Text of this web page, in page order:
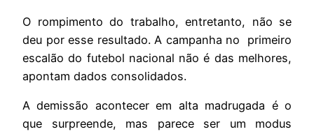
O rompimento do trabalho, entretanto, não se
deu por esse resultado. A campanha no primeiro
escalão do futebol nacional não é das melhores,
apontam dados consolidados.
A demissão acontecer em alta madrugada é o
que surpreende, mas parece ser um modus